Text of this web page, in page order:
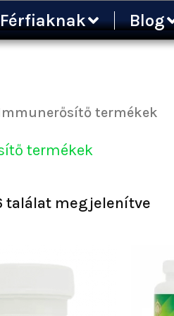
Férfiaknak Blog
termékek
termékek
találat megjelenítve
by
terméknek